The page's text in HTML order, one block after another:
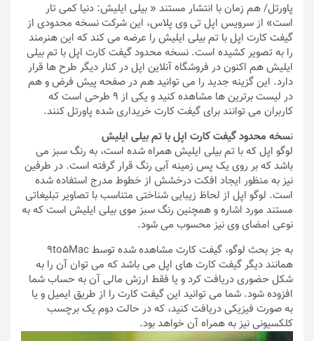
پاورتل/ هم زمان با انتشار مستند « بیلی ایلیش‌: دنیا کمی تار
است» از سرویس اپل تی وی پلاس،‌ این شرکت نسخه محدودی از
گیفت کارت اپل با تم بیلی ایلیش را عرضه می کند که این هنرمند
را به تصویر کشیده است. نسخه محدود گیفت کارت اپل با تم بیلی
ایلیش هم اکنون در فروشگاه آنلاین اپل در کنار دیگر طرح ها قرار
دارد. این گزینه جدید را می توانید هم در صفحه پیش فرض و هم
در لیست برترین ها مشاهده کنید و یکی از ۹ طرحی است که
کاربران می توانند برای گیفت کارت خریداری شده پاورتل کنند.
نسخه محدود گیفت کارت اپل با تم بیلی ایلیش
لوگو اپل که با تم بیلی ایلیش همراه شده است، به رنگ سبز می
باشد که بر روی یک پس زمینه آبی رنگ قرار گرفته است. در طرفین
نیز به منظور ایجاد افکت درخشش از خطوط مدرج استفاده شده
است. لوگو اپل از لحاظ زیبایی شناختی متناسب با تصاویر تبلیغاتی
مستند مورد اشاره و همچنین رنگ سبز موی بیلی ایلیش است که به
نوعی امضای وی نیز محسوب می شود.
به جز بحث لوگو، گیفت کارت مشاهده شده توسط 9to5Mac
همانند دیگر گیفت کارت های اپل می باشد که می توان آن را به
شکل حضوری دریافت کرد و یا فقط ارزش مالی آن به حساب شما
افزوده شود. شما می توانید این گیفت کارت را از طریق ایمیل و یا
به صورت فیزیکی دریافت کنید، که در حالت دوم یک برچسب
کلکسیونی نیز به همراه آن خواهد بود.